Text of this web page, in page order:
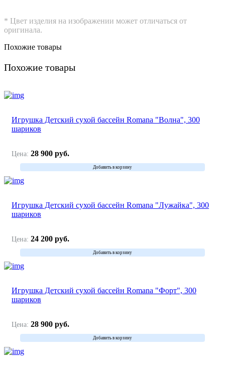
* Цвет изделия на изображении может отличаться от
оригинала.
Похожие товары
Похожие товары
Игрушка Детский сухой бассейн Romana "Волна", 300
шариков
Цена: 28 900 руб.
Добавить в корзину
Игрушка Детский сухой бассейн Romana "Лужайка", 300
шариков
Цена: 24 200 руб.
Добавить в корзину
Игрушка Детский сухой бассейн Romana "Форт", 300
шариков
Цена: 28 900 руб.
Добавить в корзину